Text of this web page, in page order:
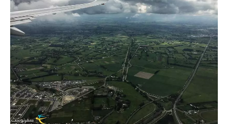
صربستان
کرواسی
دانمارک
بلغارستان
استونی
اسلوونی
قبرس